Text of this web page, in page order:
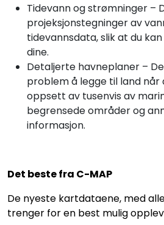
Tidevann og strømninger –
projeksjonstegninger av
tidevannsdata, slik at du
dine.
Detaljerte havneplaner –
problem å legge til land når
oppsett av tusenvis av
begrensede områder og
informasjon.
Det beste fra C-MAP
De nyeste kartdataene, med
trenger for en best mulig